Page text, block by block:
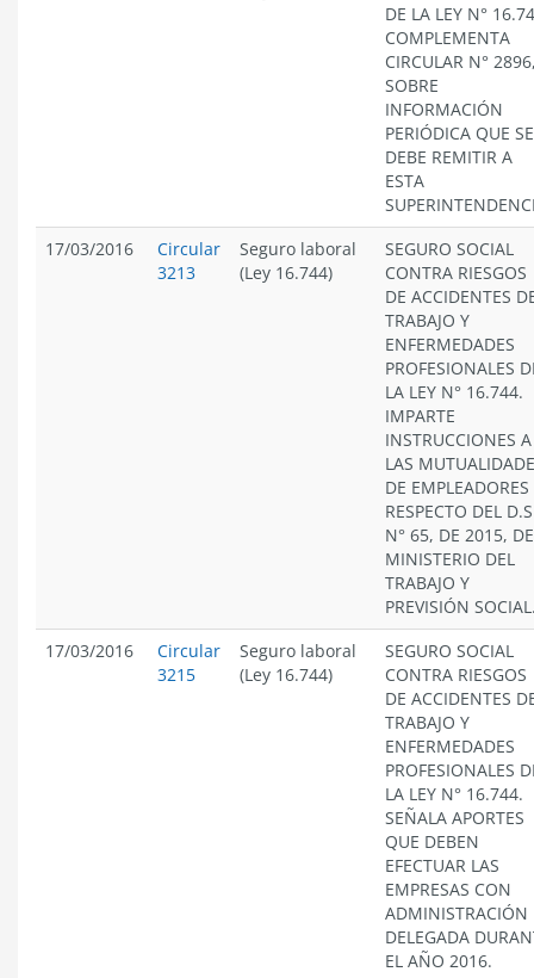
DE LA LEY N°
COMPLEMENTA
CIRCULAR N°
SOBRE
INFORMACIÓN
PERIÓDICA QUE SE
DEBE REMITIR A
ESTA
17/03/2016
Circular
3213
Seguro laboral
(Ley 16.744)
SEGURO SOCIAL
CONTRA RIESGOS
DE ACCIDENTES
TRABAJO Y
ENFERMEDADES
PROFESIONALES
LA LEY N° 16.744.
IMPARTE
INSTRUCCIONES A
LAS
DE EMPLEADORES
RESPECTO DEL
N° 65, DE 2015,
MINISTERIO DEL
TRABAJO Y
PREVISIÓN
17/03/2016
Circular
3215
Seguro laboral
(Ley 16.744)
SEGURO SOCIAL
CONTRA RIESGOS
DE ACCIDENTES
TRABAJO Y
ENFERMEDADES
PROFESIONALES
LA LEY N° 16.744.
SEÑALA APORTES
QUE DEBEN
EFECTUAR LAS
EMPRESAS CON
ADMINISTRACIÓN
DELEGADA
EL AÑO 2016.